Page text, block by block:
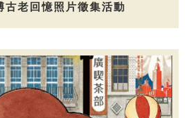
古老回憶照片徵集活動